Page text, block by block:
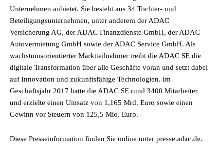
Unternehmen anbietet. Sie besteht aus 34 Tochter- und
Beteiligungsunternehmen, unter anderem der ADAC
Versicherung AG, der ADAC Finanzdienste GmbH, der ADAC
Autovermietung GmbH sowie der ADAC Service GmbH. Als
wachstumsorientierter Marktteilnehmer treibt die ADAC SE die
digitale Transformation über alle Geschäfte voran und setzt dabei
auf Innovation und zukunftsfähige Technologien. Im
Geschäftsjahr 2017 hatte die ADAC SE rund 3400 Mitarbeiter
und erzielte einen Umsatz von 1,165 Mrd. Euro sowie einen
Gewinn vor Steuern von 125,5 Mio. Euro.
Diese Presseinformation finden Sie online unter presse.adac.de.